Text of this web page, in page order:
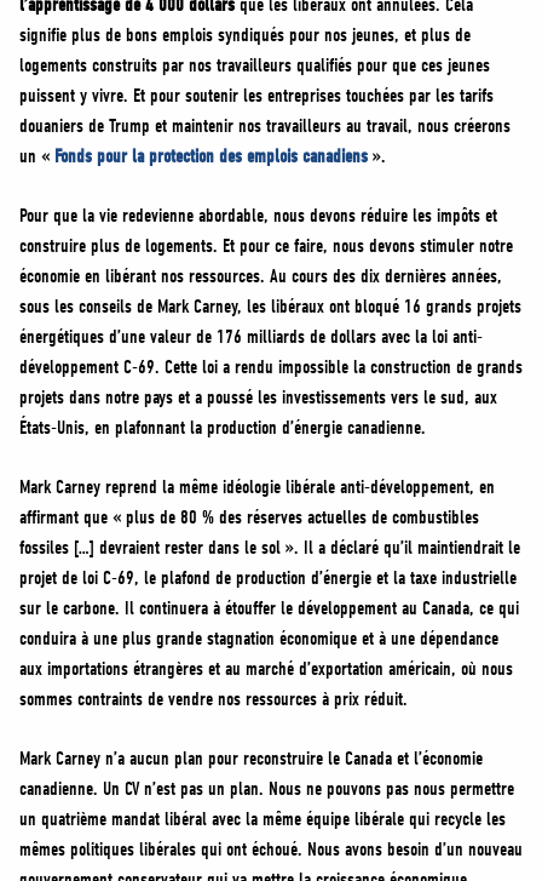
l’apprentissage de 4 000 dollars que les libéraux ont annulées. Cela
signifie plus de bons emplois syndiqués pour nos jeunes, et plus de
logements construits par nos travailleurs qualifiés pour que ces jeunes
puissent y vivre. Et pour soutenir les entreprises touchées par les tarifs
douaniers de Trump et maintenir nos travailleurs au travail, nous créerons
un « Fonds pour la protection des emplois canadiens ».
Pour que la vie redevienne abordable, nous devons réduire les impôts et
construire plus de logements. Et pour ce faire, nous devons stimuler notre
économie en libérant nos ressources. Au cours des dix dernières années,
sous les conseils de Mark Carney, les libéraux ont bloqué 16 grands projets
énergétiques d’une valeur de 176 milliards de dollars avec la loi anti-
développement C-69. Cette loi a rendu impossible la construction de grands
projets dans notre pays et a poussé les investissements vers le sud, aux
États-Unis, en plafonnant la production d’énergie canadienne.
Mark Carney reprend la même idéologie libérale anti-développement, en
affirmant que « plus de 80 % des réserves actuelles de combustibles
fossiles […] devraient rester dans le sol ». Il a déclaré qu’il maintiendrait le
projet de loi C-69, le plafond de production d’énergie et la taxe industrielle
sur le carbone. Il continuera à étouffer le développement au Canada, ce qui
conduira à une plus grande stagnation économique et à une dépendance
aux importations étrangères et au marché d’exportation américain, où nous
sommes contraints de vendre nos ressources à prix réduit.
Mark Carney n’a aucun plan pour reconstruire le Canada et l’économie
canadienne. Un CV n’est pas un plan. Nous ne pouvons pas nous permettre
un quatrième mandat libéral avec la même équipe libérale qui recycle les
mêmes politiques libérales qui ont échoué. Nous avons besoin d’un nouveau